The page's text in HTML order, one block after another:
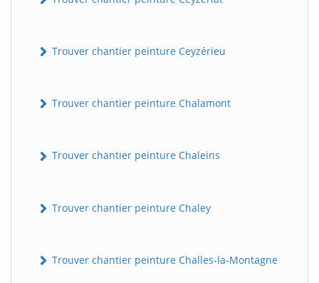
Trouver chantier peinture Ceyzérieu
Trouver chantier peinture Chalamont
Trouver chantier peinture Chaleins
Trouver chantier peinture Chaley
Trouver chantier peinture Challes-la-Montagne